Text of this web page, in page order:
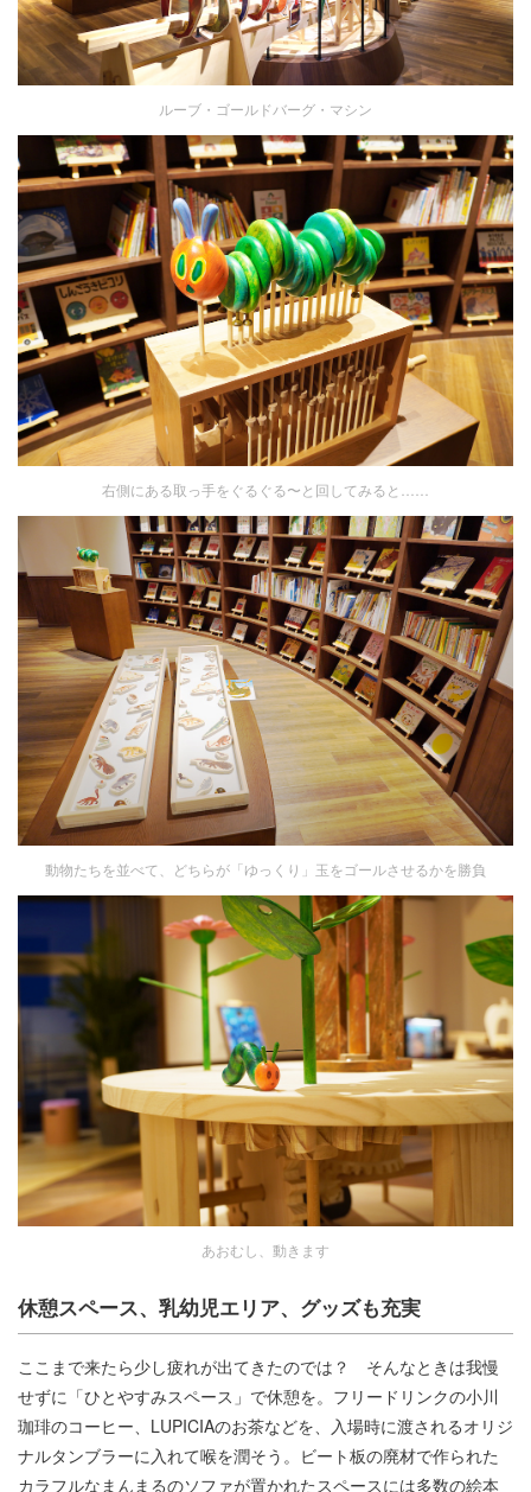
ルーブ・ゴールドバーグ・マシン
右側にある取っ手をぐるぐる〜と回してみると……
動物たちを並べて、どちらが「ゆっくり」玉をゴールさせるかを勝負
あおむし、動きます
休憩スペース、乳幼児エリア、グッズも充実
ここまで来たら少し疲れが出てきたのでは？ そんなときは我慢
せずに「ひとやすみスペース」で休憩を。フリードリンクの小川
珈琲のコーヒー、LUPICIAのお茶などを、入場時に渡されるオリジ
ナルタンブラーに入れて喉を潤そう。ビート板の廃材で作られた
カラフルなまんまるのソファが置かれたスペースには多数の絵本